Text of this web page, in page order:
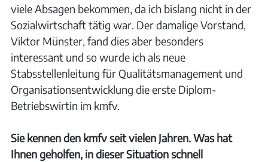
viele Absagen bekommen, da ich bislang nicht in der
Sozialwirtschaft tätig war. Der damalige Vorstand,
Viktor Münster, fand dies aber besonders
interessant und so wurde ich als neue
Stabsstellenleitung für Qualitätsmanagement und
Organisationsentwicklung die erste Diplom-
Betriebswirtin im kmfv.
Sie kennen den kmfv seit vielen Jahren. Was hat
Ihnen geholfen, in dieser Situation schnell